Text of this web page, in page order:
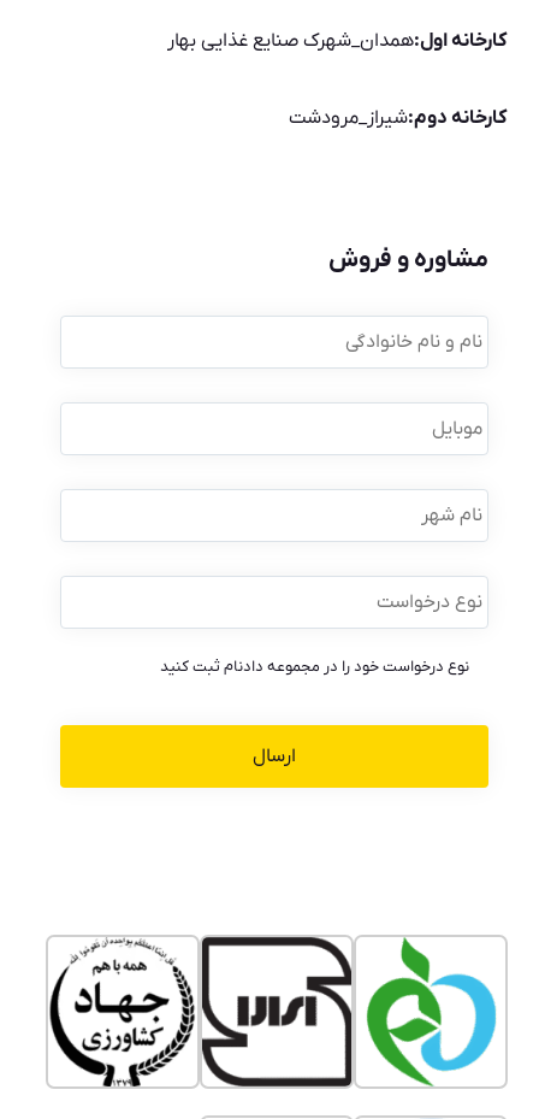
کارخانه اول:همدان_شهرک صنایع غذایی بهار
کارخانه دوم:شیراز_مرودشت
مشاوره و فروش
نام
و
نام
موبایل *
نام
شهر
نوع
درخواست *
نوع درخواست خود را در مجموعه دادنام ثبت کنید